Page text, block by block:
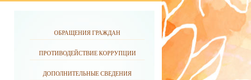
ОБРАЩЕНИЯ ГРАЖДАН
ПРОТИВОДЕЙСТВИЕ КОРРУПЦИИ
ДОПОЛНИТЕЛЬНЫЕ СВЕДЕНИЯ